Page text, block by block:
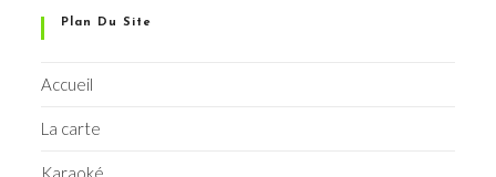
Plan Du Site
Accueil
La carte
Karaoké